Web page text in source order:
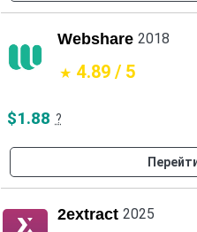
Webshare 2018
4.89 / 5
$1.88 ?
2extract 2025